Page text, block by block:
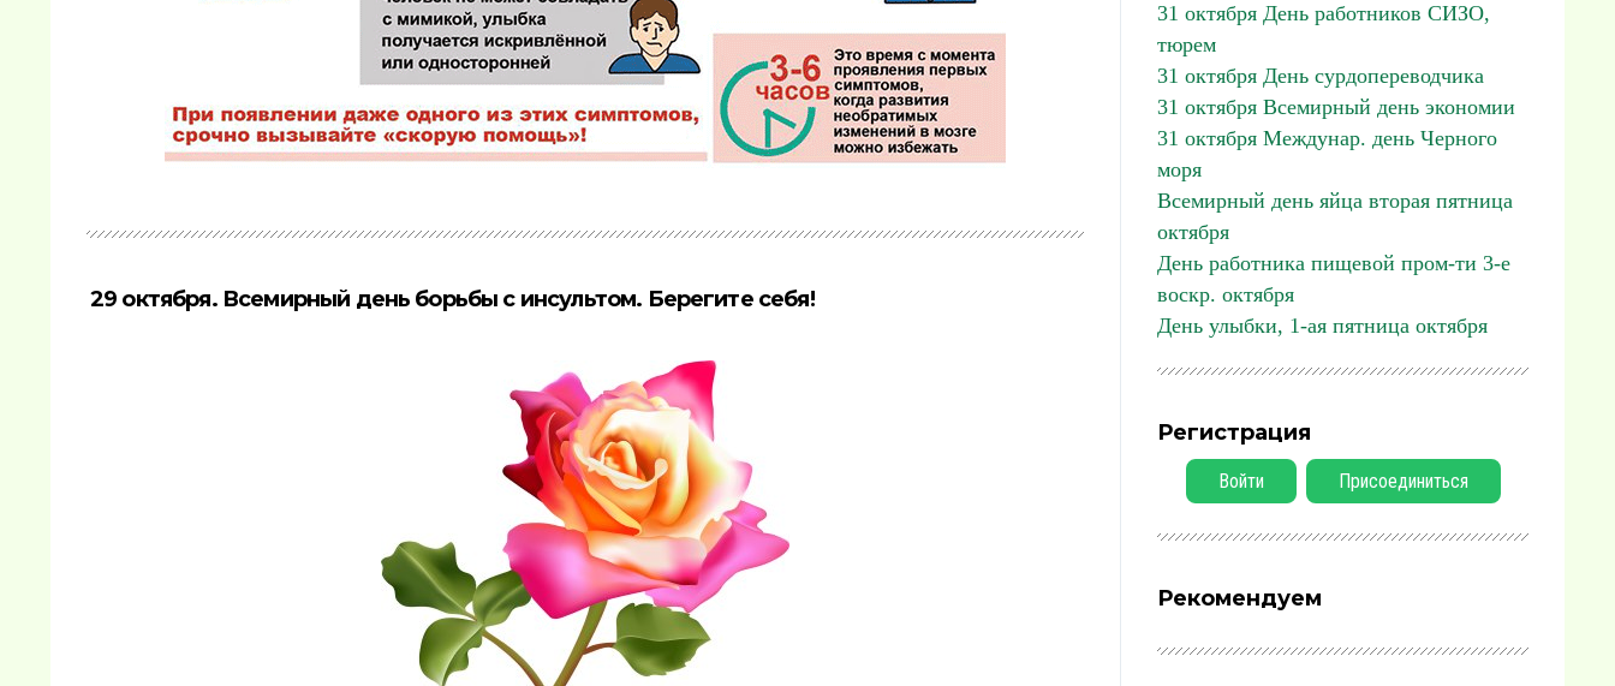
29 октября. Всемирный день борьбы с инсультом. Берегите себя!
31 октября День работников СИЗО,
тюрем
31 октября День сурдопереводчика
31 октября Всемирный день экономии
31 октября Междунар. день Черного
моря
Всемирный день яйца вторая пятница
октября
День работника пищевой пром-ти 3-е
воскр. октября
День улыбки, 1-ая пятница октября
Регистрация
Войти Присоединиться
Рекомендуем